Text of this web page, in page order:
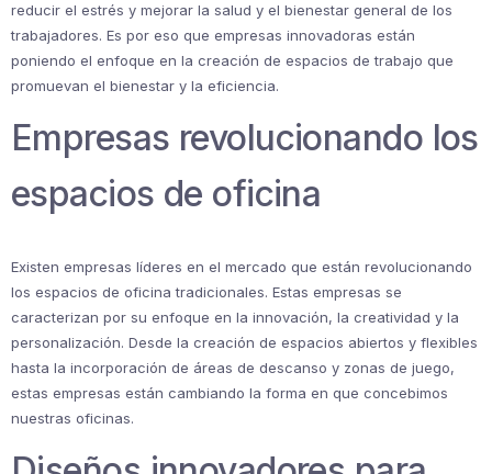
reducir el estrés y mejorar la salud y el bienestar general de los
trabajadores. Es por eso que empresas innovadoras están
poniendo el enfoque en la creación de espacios de trabajo que
promuevan el bienestar y la eficiencia.
Empresas revolucionando los
espacios de oficina
Existen empresas líderes en el mercado que están revolucionando
los espacios de oficina tradicionales. Estas empresas se
caracterizan por su enfoque en la innovación, la creatividad y la
personalización. Desde la creación de espacios abiertos y flexibles
hasta la incorporación de áreas de descanso y zonas de juego,
estas empresas están cambiando la forma en que concebimos
nuestras oficinas.